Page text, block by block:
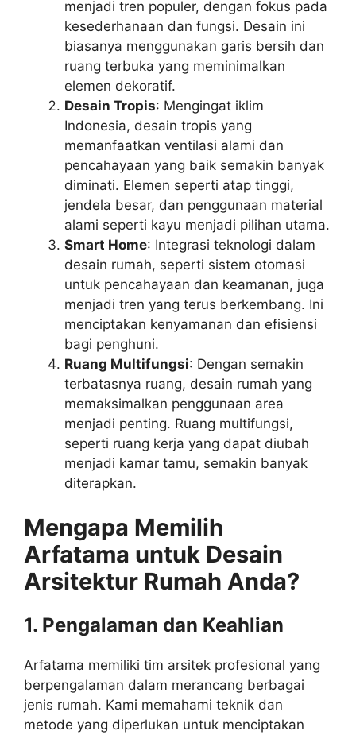
menjadi tren populer, dengan fokus pada
kesederhanaan dan fungsi. Desain ini
biasanya menggunakan garis bersih dan
ruang terbuka yang meminimalkan
elemen dekoratif.
Desain Tropis: Mengingat iklim
Indonesia, desain tropis yang
memanfaatkan ventilasi alami dan
pencahayaan yang baik semakin banyak
diminati. Elemen seperti atap tinggi,
jendela besar, dan penggunaan material
alami seperti kayu menjadi pilihan utama.
Smart Home: Integrasi teknologi dalam
desain rumah, seperti sistem otomasi
untuk pencahayaan dan keamanan, juga
menjadi tren yang terus berkembang. Ini
menciptakan kenyamanan dan efisiensi
bagi penghuni.
Ruang Multifungsi: Dengan semakin
terbatasnya ruang, desain rumah yang
memaksimalkan penggunaan area
menjadi penting. Ruang multifungsi,
seperti ruang kerja yang dapat diubah
menjadi kamar tamu, semakin banyak
diterapkan.
Mengapa Memilih
Arfatama untuk Desain
Arsitektur Rumah Anda?
1. Pengalaman dan Keahlian
Arfatama memiliki tim arsitek profesional yang
berpengalaman dalam merancang berbagai
jenis rumah. Kami memahami teknik dan
metode yang diperlukan untuk menciptakan